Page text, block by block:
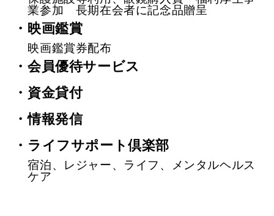
業参加 長期在会者に記念品贈呈
・映画鑑賞
映画鑑賞券配布
・会員優待サービス
・資金貸付
・情報発信
・ライフサポート倶楽部
宿泊、レジャー、ライフ、メンタルヘルス
ケア